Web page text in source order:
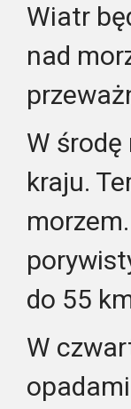
Wiatr
nad
W
kraju.
do 55
W